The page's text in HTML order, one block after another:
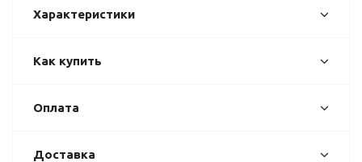
Характеристики
Как купить
Оплата
Доставка